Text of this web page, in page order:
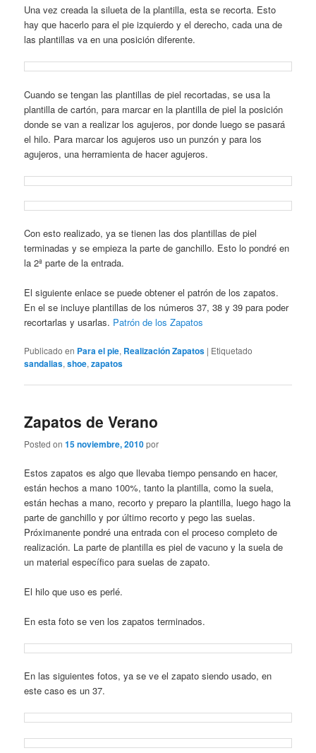
Una vez creada la silueta de la plantilla, esta se recorta. Esto
hay que hacerlo para el pie izquierdo y el derecho, cada una de
las plantillas va en una posición diferente.
Cuando se tengan las plantillas de piel recortadas, se usa la
plantilla de cartón, para marcar en la plantilla de piel la posición
donde se van a realizar los agujeros, por donde luego se pasará
el hilo. Para marcar los agujeros uso un punzón y para los
agujeros, una herramienta de hacer agujeros.
Con esto realizado, ya se tienen las dos plantillas de piel
terminadas y se empieza la parte de ganchillo. Esto lo pondré en
la 2ª parte de la entrada.
El siguiente enlace se puede obtener el patrón de los zapatos.
En el se incluye plantillas de los números 37, 38 y 39 para poder
recortarlas y usarlas. Patrón de los Zapatos
Publicado en Para el pie, Realización Zapatos | Etiquetado
sandalias,shoe,zapatos
Zapatos de Verano
Posted on15 noviembre, 2010por
Estos zapatos es algo que llevaba tiempo pensando en hacer,
están hechos a mano 100%, tanto la plantilla, como la suela,
están hechas a mano, recorto y preparo la plantilla, luego hago la
parte de ganchillo y por último recorto y pego las suelas.
Próximanente pondré una entrada con el proceso completo de
realización. La parte de plantilla es piel de vacuno y la suela de
un material específico para suelas de zapato.
El hilo que uso es perlé.
En esta foto se ven los zapatos terminados.
En las siguientes fotos, ya se ve el zapato siendo usado, en
este caso es un 37.